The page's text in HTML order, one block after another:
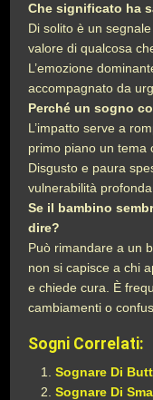
Che significato ha
Di solito è un
valore di qualcosa
L’emozione
accompagnato da
Perché un sogno
L’impatto serve a
primo piano un tema
Disgusto e paura
vulnerabilità profonda.
Se il bambino
dire?
Può rimandare a un
non si capisce a chi
e chiede cura. È
cambiamenti o
Sogni Correlati:
Sognare Di
Sognare Di